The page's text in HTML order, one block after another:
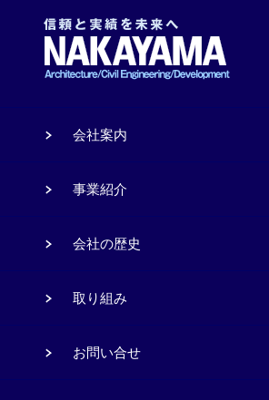
会社案内
事業紹介
会社の歴史
取り組み
お問い合せ